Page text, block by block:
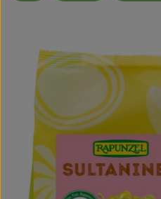
NEUES & ANGEBOTE
Ökokisten
Obst & Gemüse
Frisches
Naturkost